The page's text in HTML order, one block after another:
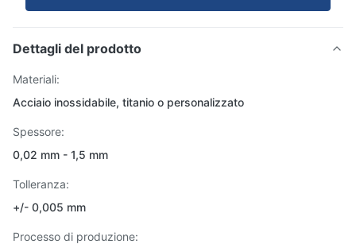
Dettagli del prodotto
Materiali:
Acciaio inossidabile, titanio o personalizzato
Spessore:
0,02 mm - 1,5 mm
Tolleranza:
+/- 0,005 mm
Processo di produzione: